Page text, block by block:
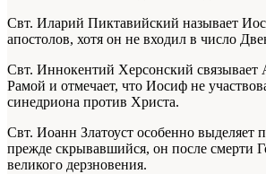
Свт. Иларий Пиктавийский называет
апостолов, хотя он не входил в число
Свт. Иннокентий Херсонский
Рамой и отмечает, что Иосиф не
синедриона против Христа.
Свт. Иоанн Златоуст особенно выделяет
прежде скрывавшийся, он после смерти
великого дерзновения.